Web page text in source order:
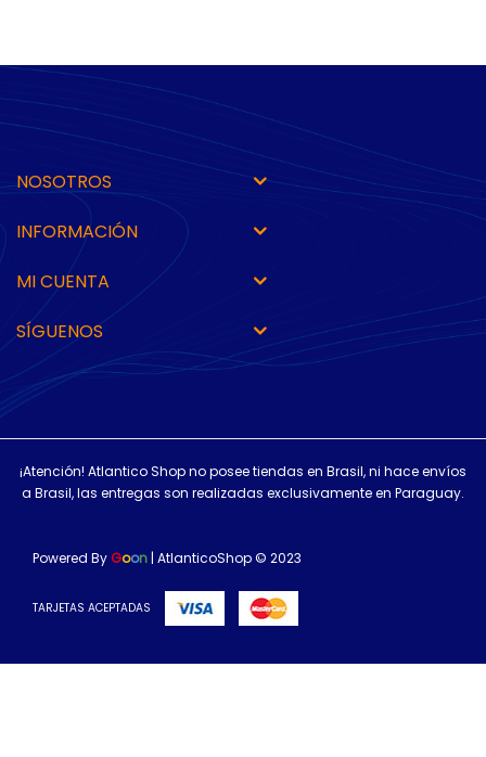
NOSOTROS
INFORMACIÓN
MI CUENTA
SÍGUENOS
¡Atención! Atlantico Shop no posee tiendas en Brasil, ni hace envíos
a Brasil, las entregas son realizadas exclusivamente en Paraguay.
Powered By Goon | AtlanticoShop © 2023
TARJETAS ACEPTADAS